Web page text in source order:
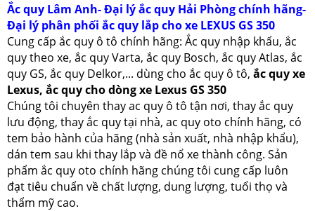
Ắc quy Lâm Anh- Đại lý ắc quy Hải Phòng chính hãng-
Đại lý phân phối ắc quy lắp cho xe LEXUS GS 350
Cung cấp ắc quy ô tô chính hãng: Ắc quy nhập khẩu, ắc
quy theo xe, ắc quy Varta, ắc quy Bosch, ắc quy Atlas, ắc
quy GS, ắc quy Delkor,... dùng cho ắc quy ô tô, ắc quy xe
Lexus, ắc quy cho dòng xe Lexus GS 350
Chúng tôi chuyên thay ac quy ô tô tận nơi, thay ắc quy
lưu động, thay ắc quy tại nhà, ac quy oto chính hãng, có
tem bảo hành của hãng (nhà sản xuất, nhà nhập khẩu),
dán tem sau khi thay lắp và đề nổ xe thành công. Sản
phẩm ắc quy oto chính hãng chúng tôi cung cấp luôn
đạt tiêu chuẩn về chất lượng, dung lượng, tuổi thọ và
thẩm mỹ cao.